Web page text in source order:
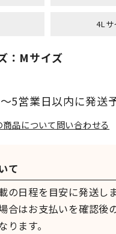
5営業日以内に発送
4Lサ
：Mサイズ
商品について問い合わせる
て
の日程を目安に発送しま
合はお支払いを確認後
ります。